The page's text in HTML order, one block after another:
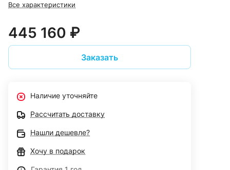
Все характеристики
445 160 ₽
Заказать
Наличие уточняйте
Рассчитать доставку
Нашли дешевле?
Хочу в подарок